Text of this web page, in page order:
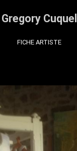
Gregory Cuquel
FICHE ARTISTE